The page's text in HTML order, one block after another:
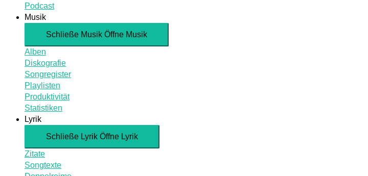
Podcast
Musik
Schließe Musik Öffne Musik
Alben
Diskografie
Songregister
Playlisten
Produktivität
Statistiken
Lyrik
Schließe Lyrik Öffne Lyrik
Zitate
Songtexte